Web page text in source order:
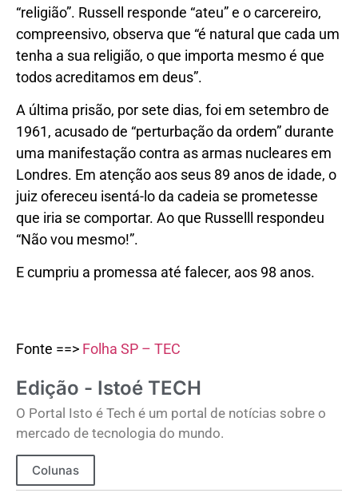
“religião”. Russell responde “ateu” e o carcereiro,
compreensivo, observa que “é natural que cada um
tenha a sua religião, o que importa mesmo é que
todos acreditamos em deus”.
A última prisão, por sete dias, foi em setembro de
1961, acusado de “perturbação da ordem” durante
uma manifestação contra as armas nucleares em
Londres. Em atenção aos seus 89 anos de idade, o
juiz ofereceu isentá-lo da cadeia se prometesse
que iria se comportar. Ao que Russelll respondeu
“Não vou mesmo!”.
E cumpriu a promessa até falecer, aos 98 anos.
Fonte ==> Folha SP – TEC
Edição - Istoé TECH
O Portal Isto é Tech é um portal de notícias sobre o
mercado de tecnologia do mundo.
Colunas